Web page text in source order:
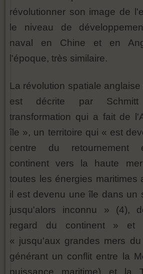
révolutionner son image de
le niveau de
naval en Chine et en
l'époque, très similaire.
La révolution spatiale
est décrite par
transformation qui a fait de
île », un territoire qui « est
centre du retournement
continent vers la haute
toutes les énergies maritimes
il est devenu une île dans un
jusqu'alors inconnu » (4),
regard du continent » et
« jusqu'aux grandes mers
générant un conflit entre la
puissance maritime) et la